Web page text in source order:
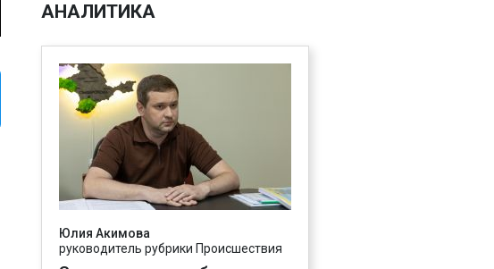
АНАЛИТИКА
Юлия Акимова
руководитель рубрики Происшествия